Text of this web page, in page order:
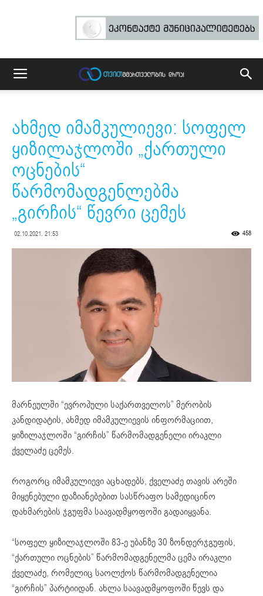
ახმედ იმამკულიევი: სოფელ
ყიზილაჯლოში „ქართული
ოცნების“
წარმომადგენლებმა
„გირჩის“ წევრი ცემეს
02.10.2021. 21:53 458
მარნეულში “ევროპული საქართველოს” მერობის
კანდიდატის, ახმედ იმამკულიევის ინფორმაციით,
ყიზილაჯლოში “გირჩის” წარმომადგენელი ირაკლი
ქველაძე ცემეს.
როგორც იმამკულიევი აცხადებს, ქველაძე თავის არეში
მიყენებული დაზიანებებით სასწრაფო სამედიცინო
დახმარების ჯგუფმა საავადმყოფოში გადაიყვანა.
“სოფელ ყიზილაჯლოში 83-ე უბანზე 30 ზონდერჯგუფის,
“ქართული ოცნების” წარმომადგენელმა ცემა ირაკლი
ქველაძე, რომელიც საოლქოს წარმომადგენელია
“გირჩის” პარტიიდან. ახლა საავადმყოფოში წევს და